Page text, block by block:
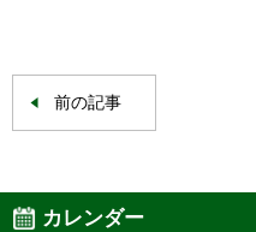
前の記事
カレンダー